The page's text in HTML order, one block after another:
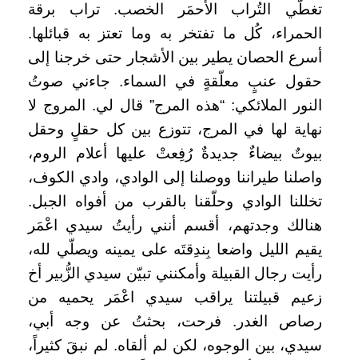
تغطّي التُراب الأحمَر الخصب. تراب برقة
الحمراء، كُل ما تفتخر به وما تعتز به قبائلها.
أسرع الحصان يطير بين الأشجار حتى خرجنا إلى
حقول عنبٍ معلّقةٍ في السماء. جاءني صوتُ
النور الملائكي: “هذه المرج” قال لي. المروج لا
نهاية لها في المرج، تتوزع بين كل حقلٍ وحقل
بيوتٌ بيضاءٌ جديدةٌ رُفِعتْ عليها أعلام الروم،
واصلنا طيراننا ووصلنا إلى الوادي، وادي الكوف،
تخللنا الوادي وحلّقنا بالقرب من أفواه الجبل.
هنالك وجدتهم، أقسم أنني رأيتُ سيدي اعْمَر
يقيم الليل واضعا بِندِقتَه على يمينه ويصلّي لله،
رأيت رجال القبيلة وأمكنني تبيّن سيدي الزُّبير أخ
زعيم قبيلتنا يراقب سيدي اعْمَر يحميه من
رصاص الغدر. فرحت، بحثتُ عن وجه أبي،
سيدي، بين الوجوه، لكن لم ألقاه. لم نبقَ كثيراً،